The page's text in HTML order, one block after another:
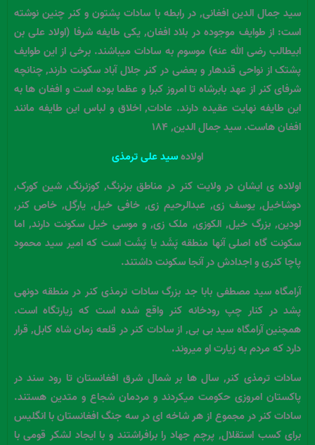
سید جمال الدین افغانی, در رابطه با سادات پشتون و کنر چنین نوشته
است: از طوایف موجوده در بلاد افغان, یکی طایفه شرفا (اولاد علی بن
ابیطالب رضی الله عنه) موسوم به سادات میباشند. برخی از این طوایف
پشتک از نواحی قندهار و بعضی در کنر جلال آباد سکونت دارند, چنانچه
شرفای کنر از عهد بابرشاه تا امروز کبرا و عظما بوده است و افغان ها به
این طایفه نهایت عقیده دارند. عادات, اخلاق و لباس این طایفه مانند
افغان هاست. سید جمال الدین, ۱۸۴
اولادهسید علی ترمذی
اولاده ی ایشان در ولایت کنر در مناطق برنرنگ, کوزنرنگ, شین کورک,
دوشاخیل, یوسف زی, عبدالرحیم زی, خافی خیل, یارگل, خاص کنر,
لودین, بزرگ خیل, الکوزی, ملک زی, و موسی خیل سکونت دارند, اما
سکونت گاه اصلی آنها منطقه پَشَد یا پَشَت است که امیر سید محمود
پاچا کنری و اجدادش در آنجا سکونت داشتند.
آرامگاه سید مصطفی بابا جد بزرگ سادات ترمذی کنر در منطقه دونهی
پشد در کنار چپ رودخانه کنر واقع شده است که زیارتگاه است.
همچنین آرامگاه سید بی بی, از سادات کنر در قلعه زمان شاه کابل, قرار
دارد که مردم به زیارت او میروند.
سادات ترمذی کنر, سال ها بر شمال شرق افغانستان تا رود سند در
پاکستان امروزی حکومت میکردند و مردمان شجاع و متدین هستند.
سادات کنر در مجموع از هر شاخه ای در سه جنگ افغانستان با انگلیس
برای کسب استقلال, پرچم جهاد را برافراشتند و با ایجاد لشکر قومی با